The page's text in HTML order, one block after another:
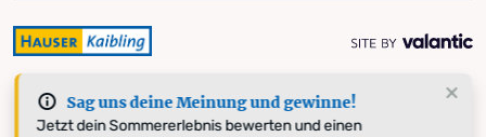
Sag uns deine Meinung und gewinne!
Jetzt dein Sommererlebnis bewerten und einen